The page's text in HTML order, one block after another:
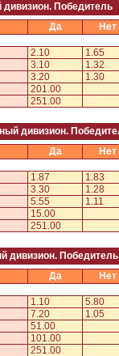
Победитель
Да
Нет
2.10
1.65
3.10
1.32
3.20
1.30
201.00
251.00
дивизион.
Да
Нет
1.87
1.83
3.30
1.28
5.55
1.11
15.00
251.00
дивизион. Победитель
Да
Нет
1.10
5.80
7.20
1.05
51.00
101.00
251.00